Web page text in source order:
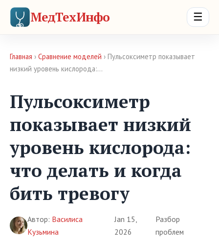
МедТехИнфо ☰
Главная › Сравнение моделей › Пульсоксиметр показывает
низкий уровень кислорода:…
Пульсоксиметр
показывает низкий
уровень кислорода:
что делать и когда
бить тревогу
Автор: Василиса
Кузьмина
Jan 15,
2026
Разбор
проблем